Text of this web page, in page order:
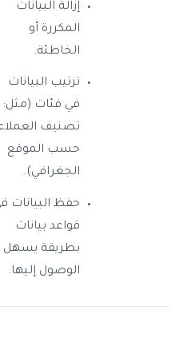
إزالة البيانات
المكررة أو
الخاطئة.
ترتيب البيانات
في فئات (مثل:
تصنيف
حسب الموقع
الجغرافي).
حفظ البيانات
قواعد بيانات
بطريقة يسهل
الوصول إليها.